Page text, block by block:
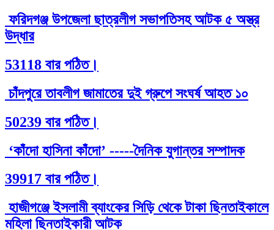
ফরিদগঞ্জ উপজেলা ছাত্রলীগ সভাপতিসহ আটক ৫ অস্ত্র
উদ্ধার
53118 বার পঠিত।
চাঁদপুরে তাবলীগ জামাতের দুই গ্রুপে সংঘর্ষ আহত ১০
50239 বার পঠিত।
‘কাঁদো হাসিনা কাঁদো’ -----দৈনিক যুগান্তর সম্পাদক
39917 বার পঠিত।
হাজীগঞ্জে ইসলামী ব্যাংকের সিড়ি থেকে টাকা ছিনতাইকালে
মহিলা ছিনতাইকারী আটক